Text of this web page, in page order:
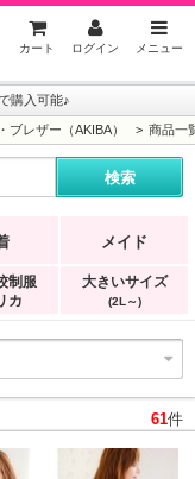
カート ログイン メニュー
購入可能♪
ブレザー（AKIBA） 商品一
メイド
制服
カ
大きいサイズ
(2L～)
61件